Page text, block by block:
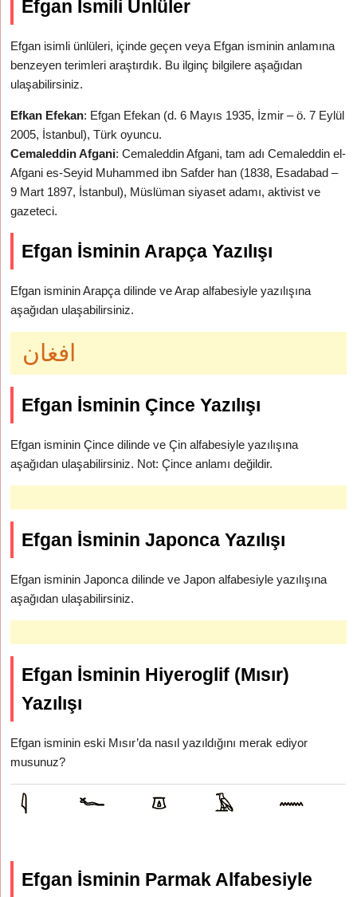
Efgan İsmili Ünlüler
Efgan isimli ünlüleri, içinde geçen veya Efgan isminin anlamına
benzeyen terimleri araştırdık. Bu ilginç bilgilere aşağıdan
ulaşabilirsiniz.
Efkan Efekan: Efgan Efekan (d. 6 Mayıs 1935, İzmir – ö. 7 Eylül
2005, İstanbul), Türk oyuncu.
Cemaleddin Afgani: Cemaleddin Afgani, tam adı Cemaleddin el-
Afgani es-Seyid Muhammed ibn Safder han (1838, Esadabad –
9 Mart 1897, İstanbul), Müslüman siyaset adamı, aktivist ve
gazeteci.
Efgan İsminin Arapça Yazılışı
Efgan isminin Arapça dilinde ve Arap alfabesiyle yazılışına
aşağıdan ulaşabilirsiniz.
افغان
Efgan İsminin Çince Yazılışı
Efgan isminin Çince dilinde ve Çin alfabesiyle yazılışına
aşağıdan ulaşabilirsiniz. Not: Çince anlamı değildir.
Efgan İsminin Japonca Yazılışı
Efgan isminin Japonca dilinde ve Japon alfabesiyle yazılışına
aşağıdan ulaşabilirsiniz.
Efgan İsminin Hiyeroglif (Mısır)
Yazılışı
Efgan isminin eski Mısır’da nasıl yazıldığını merak ediyor
musunuz?
Efgan İsminin Parmak Alfabesiyle